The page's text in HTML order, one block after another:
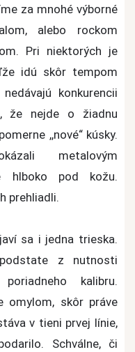
#2
za mnohé výborné
alebo rockom
Pri niektorých je
idú skôr tempom
konkurencii
že nejde o žiadnu
,,nové“ kúsky.
metalovým
hlboko pod kožu.
prehliadli.
sa i jedna trieska.
z nutnosti
kalibru.
omylom, skôr práve
v tieni prvej línie,
Schválne, či